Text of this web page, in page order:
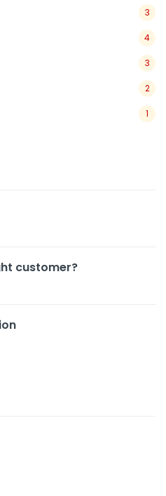
3
4
3
2
1
customer?